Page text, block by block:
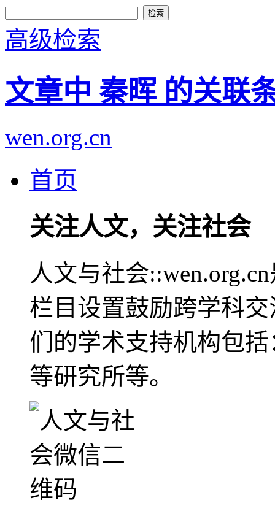
高级检索
文章中 秦晖 的关联
wen.org.cn
首页
关注人文，关注社会
人文与社会
栏目设置鼓励跨学科
们的学术支持机构包
等研究所等。